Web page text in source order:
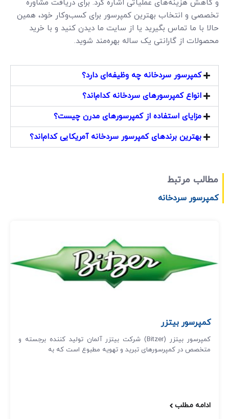
و کاهش هزینه‌های عملیاتی اشاره کرد. برای دریافت مشاوره
تخصصی و انتخاب بهترین کمپرسور برای کسب‌وکار خود، همین
حالا با ما تماس بگیرید یا از سایت ما دیدن کنید و با خرید
محصولات از گارانتی یک ساله بهره‌مند شوید.
کمپرسور سردخانه چه وظیفه‌ای دارد؟
انواع کمپرسورهای سردخانه کدام‌اند؟
مزایای استفاده از کمپرسورهای مدرن چیست؟
بهترین برندهای کمپرسور سردخانه آمریکایی کدام‌اند؟
مطالب مرتبط
کمپرسور سردخانه
کمپرسور بیتزر
کمپرسور بیتزر (Bitzer) شرکت بیتزر آلمان تولید کننده برجسته و
متخصص در کمپرسورهای تبرید و تهویه مطبوع است که به
ادامه مطلب